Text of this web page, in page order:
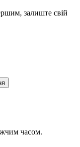
залиште свій
часом.